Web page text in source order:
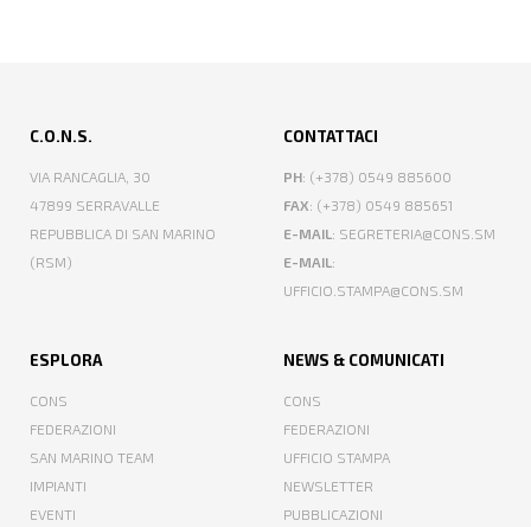
C.O.N.S.
VIA RANCAGLIA, 30
47899 SERRAVALLE
REPUBBLICA DI SAN MARINO
(RSM)
CONTATTACI
PH: (+378) 0549 885600
FAX: (+378) 0549 885651
E-MAIL : SEGRETERIA@CONS.SM
E-MAIL :
UFFICIO.STAMPA@CONS.SM
ESPLORA
CONS
FEDERAZIONI
SAN MARINO TEAM
IMPIANTI
EVENTI
NEWS & COMUNICATI
CONS
FEDERAZIONI
UFFICIO STAMPA
NEWSLETTER
PUBBLICAZIONI